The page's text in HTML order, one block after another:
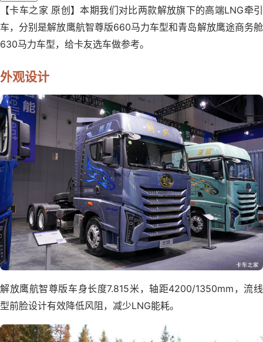
【卡车之家 原创】本期我们对比两款解放旗下的高端LNG牵引
车，分别是解放鹰航智尊版660马力车型和青岛解放鹰途商务舱
630马力车型，给卡友选车做参考。
外观设计
解放鹰航智尊版车身长度7.815米，轴距4200/1350mm，流线
型前脸设计有效降低风阻，减少LNG能耗。